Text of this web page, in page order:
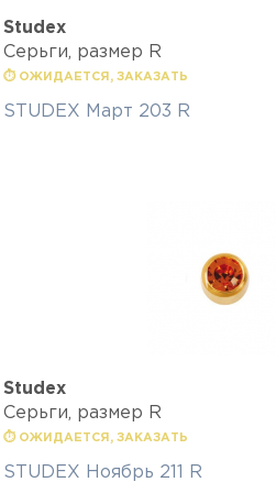
Studex
Серьги, размер R
⏱ ОЖИДАЕТСЯ, ЗАКАЗАТЬ
STUDEX Март 203 R
Studex
Серьги, размер R
⏱ ОЖИДАЕТСЯ, ЗАКАЗАТЬ
STUDEX Ноябрь 211 R